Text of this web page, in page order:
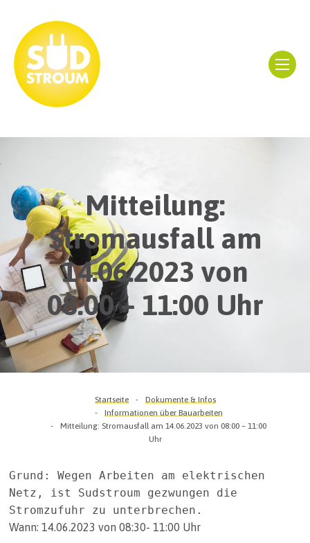
Mitteilung:
Stromausfall am
14.06.2023 von
08:00 – 11:00 Uhr
Startseite
Dokumente & Infos
Informationen über Bauarbeiten
Mitteilung: Stromausfall am 14.06.2023 von 08:00 – 11:00
Uhr
Grund: Wegen Arbeiten am elektrischen
Netz, ist Sudstroum gezwungen die
Stromzufuhr zu unterbrechen.
Wann: 14.06.2023 von 08:30- 11:00 Uhr